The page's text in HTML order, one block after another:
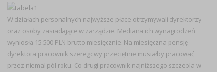
W działach personalnych najwyższe płace otrzymywali dyrektorzy
oraz osoby zasiadające w zarządzie. Mediana ich wynagrodzeń
wyniosła 15 500 PLN brutto miesięcznie. Na miesięczna pensję
dyrektora pracownik szeregowy przeciętnie musiałby pracować
przez niemal pół roku. Co drugi pracownik najniższego szczebla w